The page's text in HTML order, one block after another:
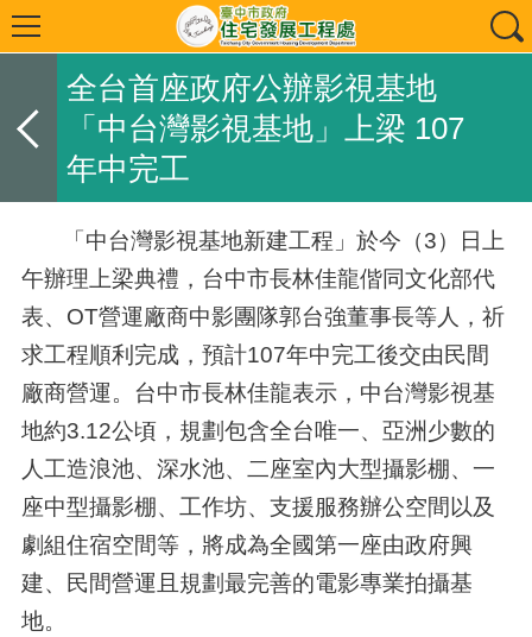
全台首座政府公辦影視基地
「中台灣影視基地」上梁 107
年中完工
「中台灣影視基地新建工程」於今（3）日上
午辦理上梁典禮，台中市長林佳龍偕同文化部代
表、OT營運廠商中影團隊郭台強董事長等人，祈
求工程順利完成，預計107年中完工後交由民間
廠商營運。台中市長林佳龍表示，中台灣影視基
地約3.12公頃，規劃包含全台唯一、亞洲少數的
人工造浪池、深水池、二座室內大型攝影棚、一
座中型攝影棚、工作坊、支援服務辦公空間以及
劇組住宿空間等，將成為全國第一座由政府興
建、民間營運且規劃最完善的電影專業拍攝基
地。